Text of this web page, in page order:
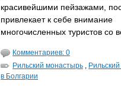
красивейшими пейзажами,
привлекает к себе внимание
многочисленных туристов со
Комментариев: 0
Рильский монастырь ,
в Болгарии